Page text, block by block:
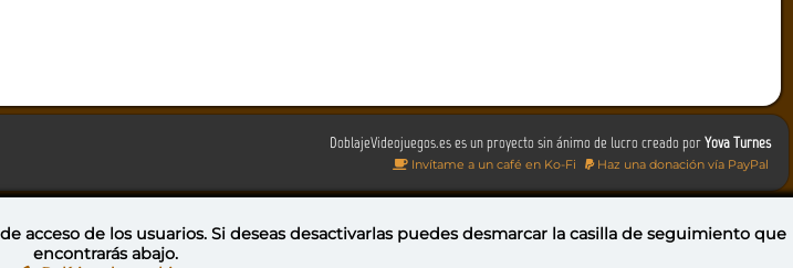
DoblajeVideojuegos.es es un proyecto sin ánimo de lucro creado porYova Turnes
Invítame a un café en Ko-Fi Haz una donación vía PayPal
Reconocimiento-NoComercial-CompartirIgual 4.0 Internacional
acceso de los usuarios. Si deseas desactivarlas puedesdesmarcar la casilla de seguimiento que
encontrarás abajo.